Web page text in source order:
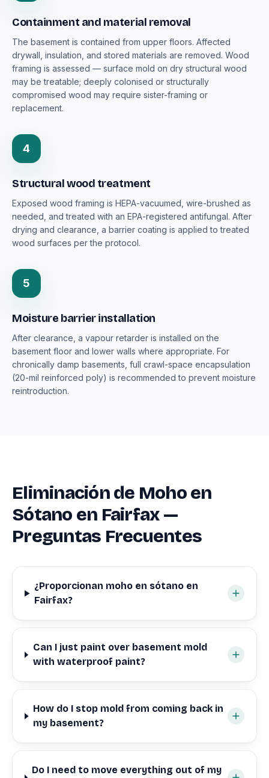
Containment and material removal
The basement is contained from upper floors. Affected
drywall, insulation, and stored materials are removed. Wood
framing is assessed — surface mold on dry structural wood
may be treatable; deeply colonised or structurally
compromised wood may require sister-framing or
replacement.
4
Structural wood treatment
Exposed wood framing is HEPA-vacuumed, wire-brushed as
needed, and treated with an EPA-registered antifungal. After
drying and clearance, a barrier coating is applied to treated
wood surfaces per the protocol.
5
Moisture barrier installation
After clearance, a vapour retarder is installed on the
basement floor and lower walls where appropriate. For
chronically damp basements, full crawl-space encapsulation
(20-mil reinforced poly) is recommended to prevent moisture
reintroduction.
Eliminación de Moho en
Sótano en Fairfax —
Preguntas Frecuentes
¿Proporcionan moho en sótano en
Fairfax?
Can I just paint over basement mold
with waterproof paint?
How do I stop mold from coming back in
my basement?
Do I need to move everything out of my